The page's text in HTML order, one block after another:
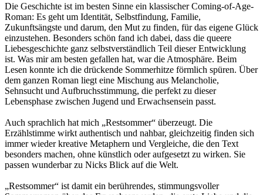
Die Geschichte ist im besten Sinne ein klassischer Coming-of-Age-
Roman: Es geht um Identität, Selbstfindung, Familie,
Zukunftsängste und darum, den Mut zu finden, für das eigene Glück
einzustehen. Besonders schön fand ich dabei, dass die queere
Liebesgeschichte ganz selbstverständlich Teil dieser Entwicklung
ist. Was mir am besten gefallen hat, war die Atmosphäre. Beim
Lesen konnte ich die drückende Sommerhitze förmlich spüren. Über
dem ganzen Roman liegt eine Mischung aus Melancholie,
Sehnsucht und Aufbruchsstimmung, die perfekt zu dieser
Lebensphase zwischen Jugend und Erwachsensein passt.
Auch sprachlich hat mich „Restsommer“ überzeugt. Die
Erzählstimme wirkt authentisch und nahbar, gleichzeitig finden sich
immer wieder kreative Metaphern und Vergleiche, die den Text
besonders machen, ohne künstlich oder aufgesetzt zu wirken. Sie
passen wunderbar zu Nicks Blick auf die Welt.
„Restsommer“ ist damit ein berührendes, stimmungsvoller